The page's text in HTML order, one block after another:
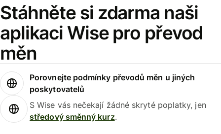
Stáhněte si zdarma naši
aplikaci Wise pro převod
měn
Porovnejte podmínky převodů měn u jiných
poskytovatelů
S Wise vás nečekají žádné skryté poplatky, jen
středový směnný kurz.